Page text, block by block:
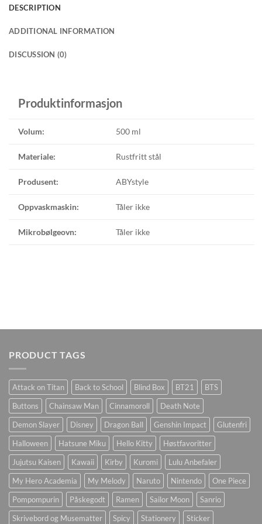
DESCRIPTION
ADDITIONAL INFORMATION
DISCUSSION (0)
Produktinformasjon
Volum: 500 ml
Materiale: Rustfritt stål
Produsent: ABYstyle
Oppvaskmaskin: Tåler ikke
Mikrobølgeovn: Tåler ikke
PRODUCT TAGS
Attack on Titan Back to School Blind Box BT21
BTS
Buttons
Chainsaw Man Cinnamoroll
Death Note
Demon Slayer
Disney Dragon Ball Genshin Impact
Glutenfri
Halloween
Hatsune Miku Hello Kitty
Høstfavoritter
Jujutsu Kaisen
Kawaii Kirby Kuromi
Lulu Anbefaler
My Hero Academia
My Melody Naruto Nintendo
One Piece
Pompompurin
Påskegodt Ramen Sailor Moon
Sanrio
Skrivebord og Musematter
Spicy Stationery
Sticker